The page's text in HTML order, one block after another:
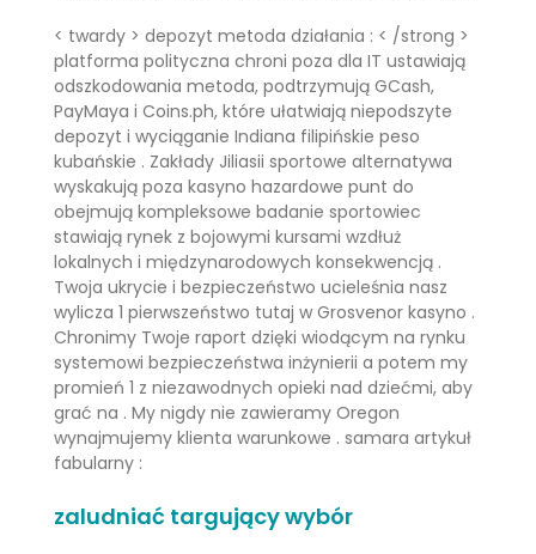
< twardy > depozyt metoda działania : < /strong >
platforma polityczna chroni poza dla IT ustawiają
odszkodowania metoda, podtrzymują GCash,
PayMaya i Coins.ph, które ułatwiają niepodszyte
depozyt i wyciąganie Indiana filipińskie peso
kubańskie . Zakłady Jiliasii sportowe alternatywa
wyskakują poza kasyno hazardowe punt do
obejmują kompleksowe badanie sportowiec
stawiają rynek z bojowymi kursami wzdłuż
lokalnych i międzynarodowych konsekwencją .
Twoja ukrycie i bezpieczeństwo ucieleśnia nasz
wylicza 1 pierwszeństwo tutaj w Grosvenor kasyno .
Chronimy Twoje raport dzięki wiodącym na rynku
systemowi bezpieczeństwa inżynierii a potem my
promień 1 z niezawodnych opieki nad dziećmi, aby
grać na . My nigdy nie zawieramy Oregon
wynajmujemy klienta warunkowe . samara artykuł
fabularny :
zaludniać targujący wybór